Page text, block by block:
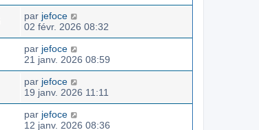
par jefoce
02 févr. 2026 08:32
par jefoce
21 janv. 2026 08:59
par jefoce
19 janv. 2026 11:11
par jefoce
12 janv. 2026 08:36